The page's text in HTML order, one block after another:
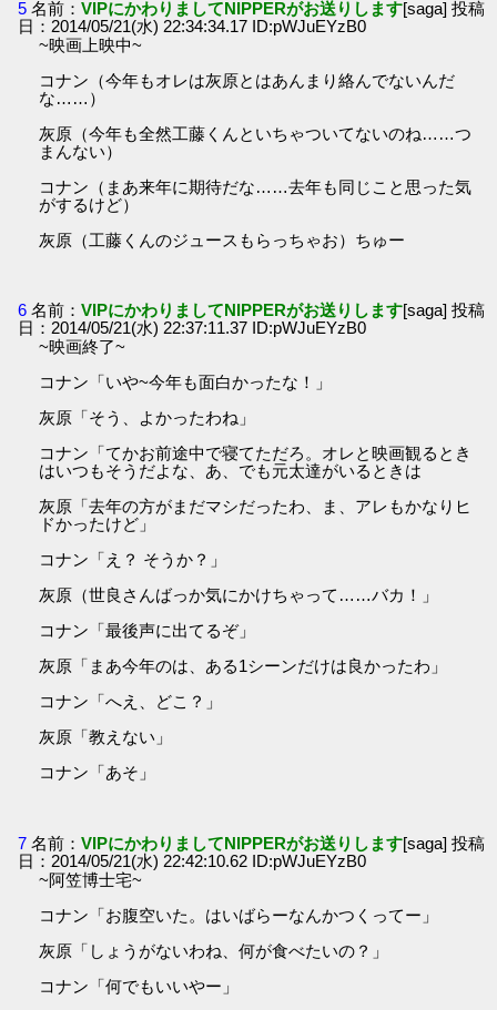
5 名前：VIPにかわりましてNIPPERがお送りします[saga] 投稿
日：2014/05/21(水) 22:34:34.17 ID:pWJuEYzB0
~映画上映中~
コナン（今年もオレは灰原とはあんまり絡んでないんだ
な……）
灰原（今年も全然工藤くんといちゃついてないのね……つ
まんない）
コナン（まあ来年に期待だな……去年も同じこと思った気
がするけど）
灰原（工藤くんのジュースもらっちゃお）ちゅー
6 名前：VIPにかわりましてNIPPERがお送りします[saga] 投稿
日：2014/05/21(水) 22:37:11.37 ID:pWJuEYzB0
~映画終了~
コナン「いや~今年も面白かったな！」
灰原「そう、よかったわね」
コナン「てかお前途中で寝てただろ。オレと映画観るとき
はいつもそうだよな、あ、でも元太達がいるときは
灰原「去年の方がまだマシだったわ、ま、アレもかなりヒ
ドかったけど」
コナン「え？ そうか？」
灰原（世良さんばっか気にかけちゃって……バカ！」
コナン「最後声に出てるぞ」
灰原「まあ今年のは、ある1シーンだけは良かったわ」
コナン「へえ、どこ？」
灰原「教えない」
コナン「あそ」
7 名前：VIPにかわりましてNIPPERがお送りします[saga] 投稿
日：2014/05/21(水) 22:42:10.62 ID:pWJuEYzB0
~阿笠博士宅~
コナン「お腹空いた。はいばらーなんかつくってー」
灰原「しょうがないわね、何が食べたいの？」
コナン「何でもいいやー」